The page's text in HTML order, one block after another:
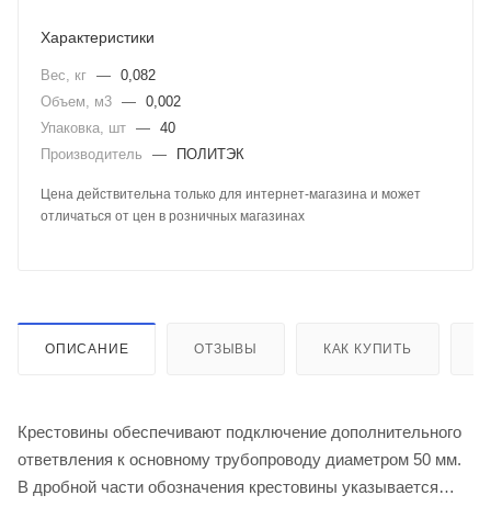
Характеристики
Вес, кг — 0,082
Объем, м3 — 0,002
Упаковка, шт — 40
Производитель
— ПОЛИТЭК
Цена действительна только для интернет-магазина и может
отличаться от цен в розничных магазинах
ОПИСАНИЕ ОТЗЫВЫ КАК КУПИТЬ
Крестовины обеспечивают подключение дополнительного
ответвления к основному трубопроводу диаметром 50 мм.
В дробной части обозначения крестовины указывается